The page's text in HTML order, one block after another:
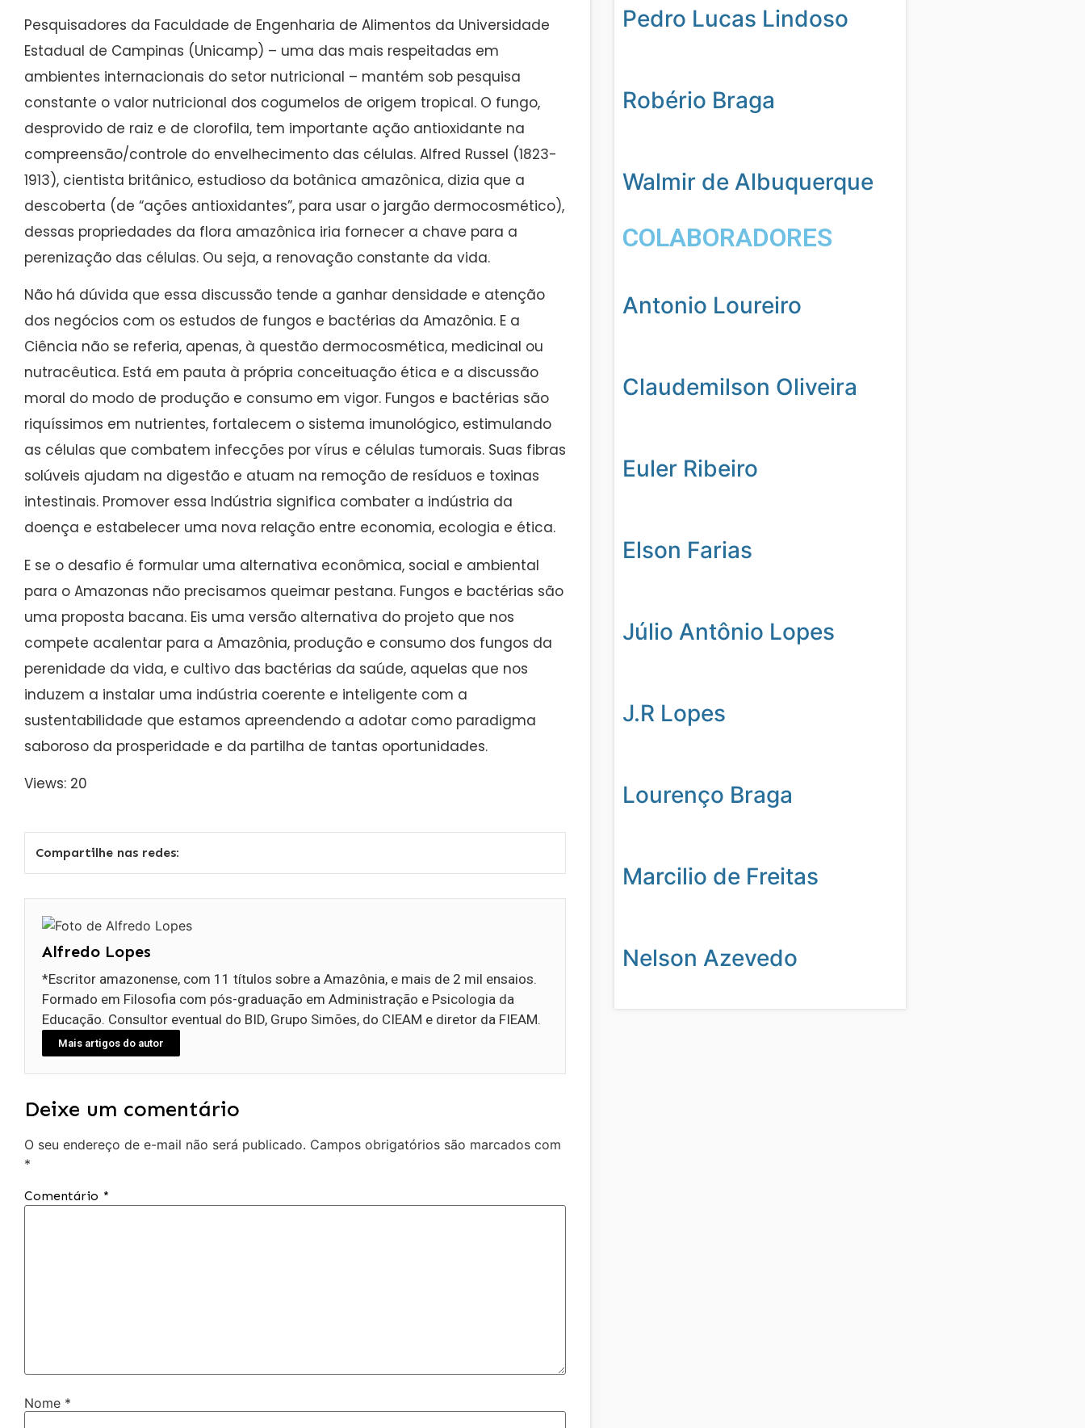
Pesquisadores da Faculdade de Engenharia de Alimentos da Universidade
Estadual de Campinas (Unicamp) – uma das mais respeitadas em
ambientes internacionais do setor nutricional – mantém sob pesquisa
constante o valor nutricional dos cogumelos de origem tropical. O fungo,
desprovido de raiz e de clorofila, tem importante ação antioxidante na
compreensão/controle do envelhecimento das células. Alfred Russel (1823-
1913), cientista britânico, estudioso da botânica amazônica, dizia que a
descoberta (de “ações antioxidantes”, para usar o jargão dermocosmético),
dessas propriedades da flora amazônica iria fornecer a chave para a
perenização das células. Ou seja, a renovação constante da vida.
Não há dúvida que essa discussão tende a ganhar densidade e atenção
dos negócios com os estudos de fungos e bactérias da Amazônia. E a
Ciência não se referia, apenas, à questão dermocosmética, medicinal ou
nutracêutica. Está em pauta à própria conceituação ética e a discussão
moral do modo de produção e consumo em vigor. Fungos e bactérias são
riquíssimos em nutrientes, fortalecem o sistema imunológico, estimulando
as células que combatem infecções por vírus e células tumorais. Suas fibras
solúveis ajudam na digestão e atuam na remoção de resíduos e toxinas
intestinais. Promover essa Indústria significa combater a indústria da
doença e estabelecer uma nova relação entre economia, ecologia e ética.
E se o desafio é formular uma alternativa econômica, social e ambiental
para o Amazonas não precisamos queimar pestana. Fungos e bactérias são
uma proposta bacana. Eis uma versão alternativa do projeto que nos
compete acalentar para a Amazônia, produção e consumo dos fungos da
perenidade da vida, e cultivo das bactérias da saúde, aquelas que nos
induzem a instalar uma indústria coerente e inteligente com a
sustentabilidade que estamos apreendendo a adotar como paradigma
saboroso da prosperidade e da partilha de tantas oportunidades.
Views: 20
Compartilhe nas redes:
Alfredo Lopes
*Escritor amazonense, com 11 títulos sobre a Amazônia, e mais de 2 mil ensaios.
Formado em Filosofia com pós-graduação em Administração e Psicologia da
Educação. Consultor eventual do BID, Grupo Simões, do CIEAM e diretor da FIEAM.
Mais artigos do autor
Deixe um comentário
O seu endereço de e-mail não será publicado. Campos obrigatórios são marcados com
*
Comentário *
Nome *
Pedro Lucas Lindoso
Robério Braga
Walmir de Albuquerque
COLABORADORES
Antonio Loureiro
Claudemilson Oliveira
Euler Ribeiro
Elson Farias
Júlio Antônio Lopes
J.R Lopes
Lourenço Braga
Marcilio de Freitas
Nelson Azevedo